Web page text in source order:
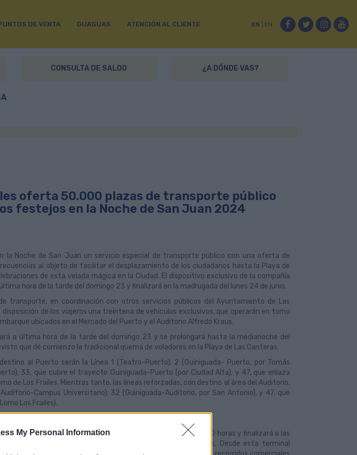
My Personal Information
DE VENTA GUAGUAS ATENCIÓN AL CLIENTE Facebook
Twitter
ES EN
CONSULTA DE SALDO ¿A DÓNDE VAS?
oferta 50.000 plazas de transporte público
festejos en la Noche de San Juan 2024
la Noche de San Juan un servicio especial de transporte público con una oferta de
al objeto de facilitar el desplazamiento de los ciudadanos hasta la Playa de
de esta velada mágica en la Ciudad. El dispositivo exclusivo de la compañía
hora de la tarde del domingo 23 y finalizará en la madrugada del lunes 24 de junio.
transporte, en coordinación con otros servicios públicos del Ayuntamiento de Las
disposición de los viajeros una treintena de vehículos exclusivos, que operarán en torno
ubicados en el Mercado del Puerto y el Auditorio Alfredo Kraus.
a última hora de la tarde del domingo 23 y se prolongará hasta la medianoche del
que dé comienzo la tradicional quema de voladores en la Playa de Las Canteras.
al Puerto serán la Línea 1 (Teatro-Puerto), 2 (Guiniguada- Puerto, por Tomás
33, que cubre el trayecto Guiniguada-Puerto (por Ciudad Alta); y 47, que enlaza
de Los Frailes. Mientras tanto, las líneas reforzadas, con destino al área del Auditorio,
Campus Universitario); 32 (Guiniguada-Auditorio, por San Antonio), y 47, que
Los Frailes).
el dispositivo especial de evacuación comenzará a las 23:30 horas y finalizará a las
cuatro paradas exclusivas en la avenida Príncipe de Asturias. Desde esta terminal